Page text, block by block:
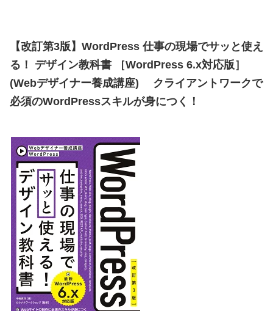
【改訂第3版】WordPress 仕事の現場でサッと使え
る！ デザイン教科書 ［WordPress 6.x対応版］
(Webデザイナー養成講座) クライアントワークで
必須のWordPressスキルが身につく！